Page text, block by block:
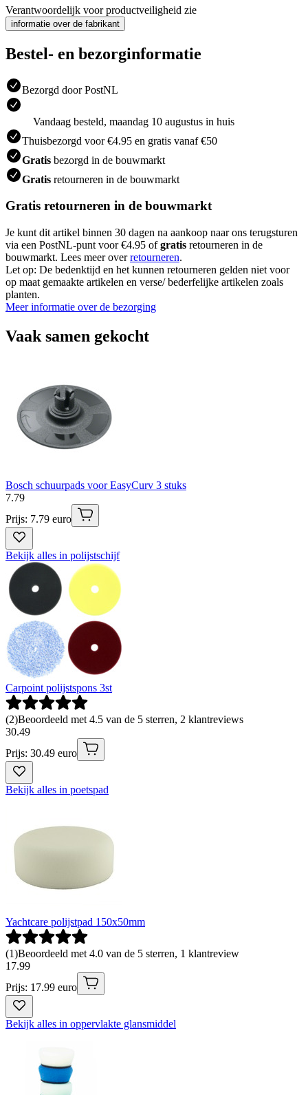
Verantwoordelijk voor productveiligheid zie
informatie over de fabrikant
Bestel- en bezorginformatie
Bezorgd door PostNL
Vandaag besteld, maandag 10 augustus in huis
Thuisbezorgd voor €4.95 en gratis vanaf €50
Gratis bezorgd in de bouwmarkt
Gratis retourneren in de bouwmarkt
Gratis retourneren in de bouwmarkt
Je kunt dit artikel binnen 30 dagen na aankoop naar ons terugsturen
via een PostNL-punt voor €4.95 ofgratis retourneren in de
bouwmarkt. Lees meer overretourneren.
Let op: De bedenktijd en het kunnen retourneren gelden niet voor
op maat gemaakte artikelen en verse/ bederfelijke artikelen zoals
planten.
Meer informatie over de bezorging
Vaak samen gekocht
Bosch schuurpads voor EasyCurv 3 stuks
7.79
Prijs: 7.79 euro
Bekijk alles in polijstschijf
Carpoint polijstspons 3st
(2)Beoordeeld met 4.5 van de 5 sterren, 2 klantreviews
30.49
Prijs: 30.49 euro
Bekijk alles in poetspad
Yachtcare polijstpad 150x50mm
(1)Beoordeeld met 4.0 van de 5 sterren, 1 klantreview
17.99
Prijs: 17.99 euro
Bekijk alles in oppervlakte glansmiddel